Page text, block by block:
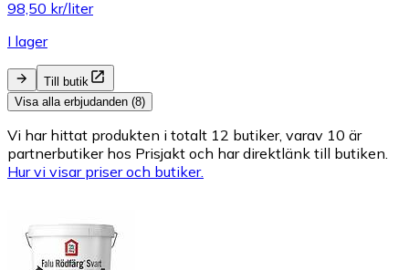
98,50 kr/liter
I lager
Till butik
Visa alla erbjudanden (8)
Vi har hittat produkten i totalt 12 butiker, varav 10 är
partnerbutiker hos Prisjakt och har direktlänk till butiken.
Hur vi visar priser och butiker.